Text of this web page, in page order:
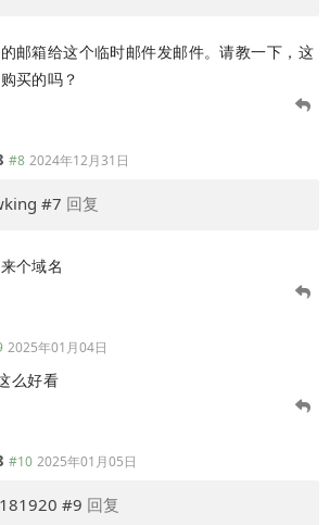
邮箱给这个临时邮件发邮件。请教一下，这
买的吗？
#8 2024年12月31日
#7 回复
个域名
2025年01月04日
么好看
#10 2025年01月05日
#9 回复